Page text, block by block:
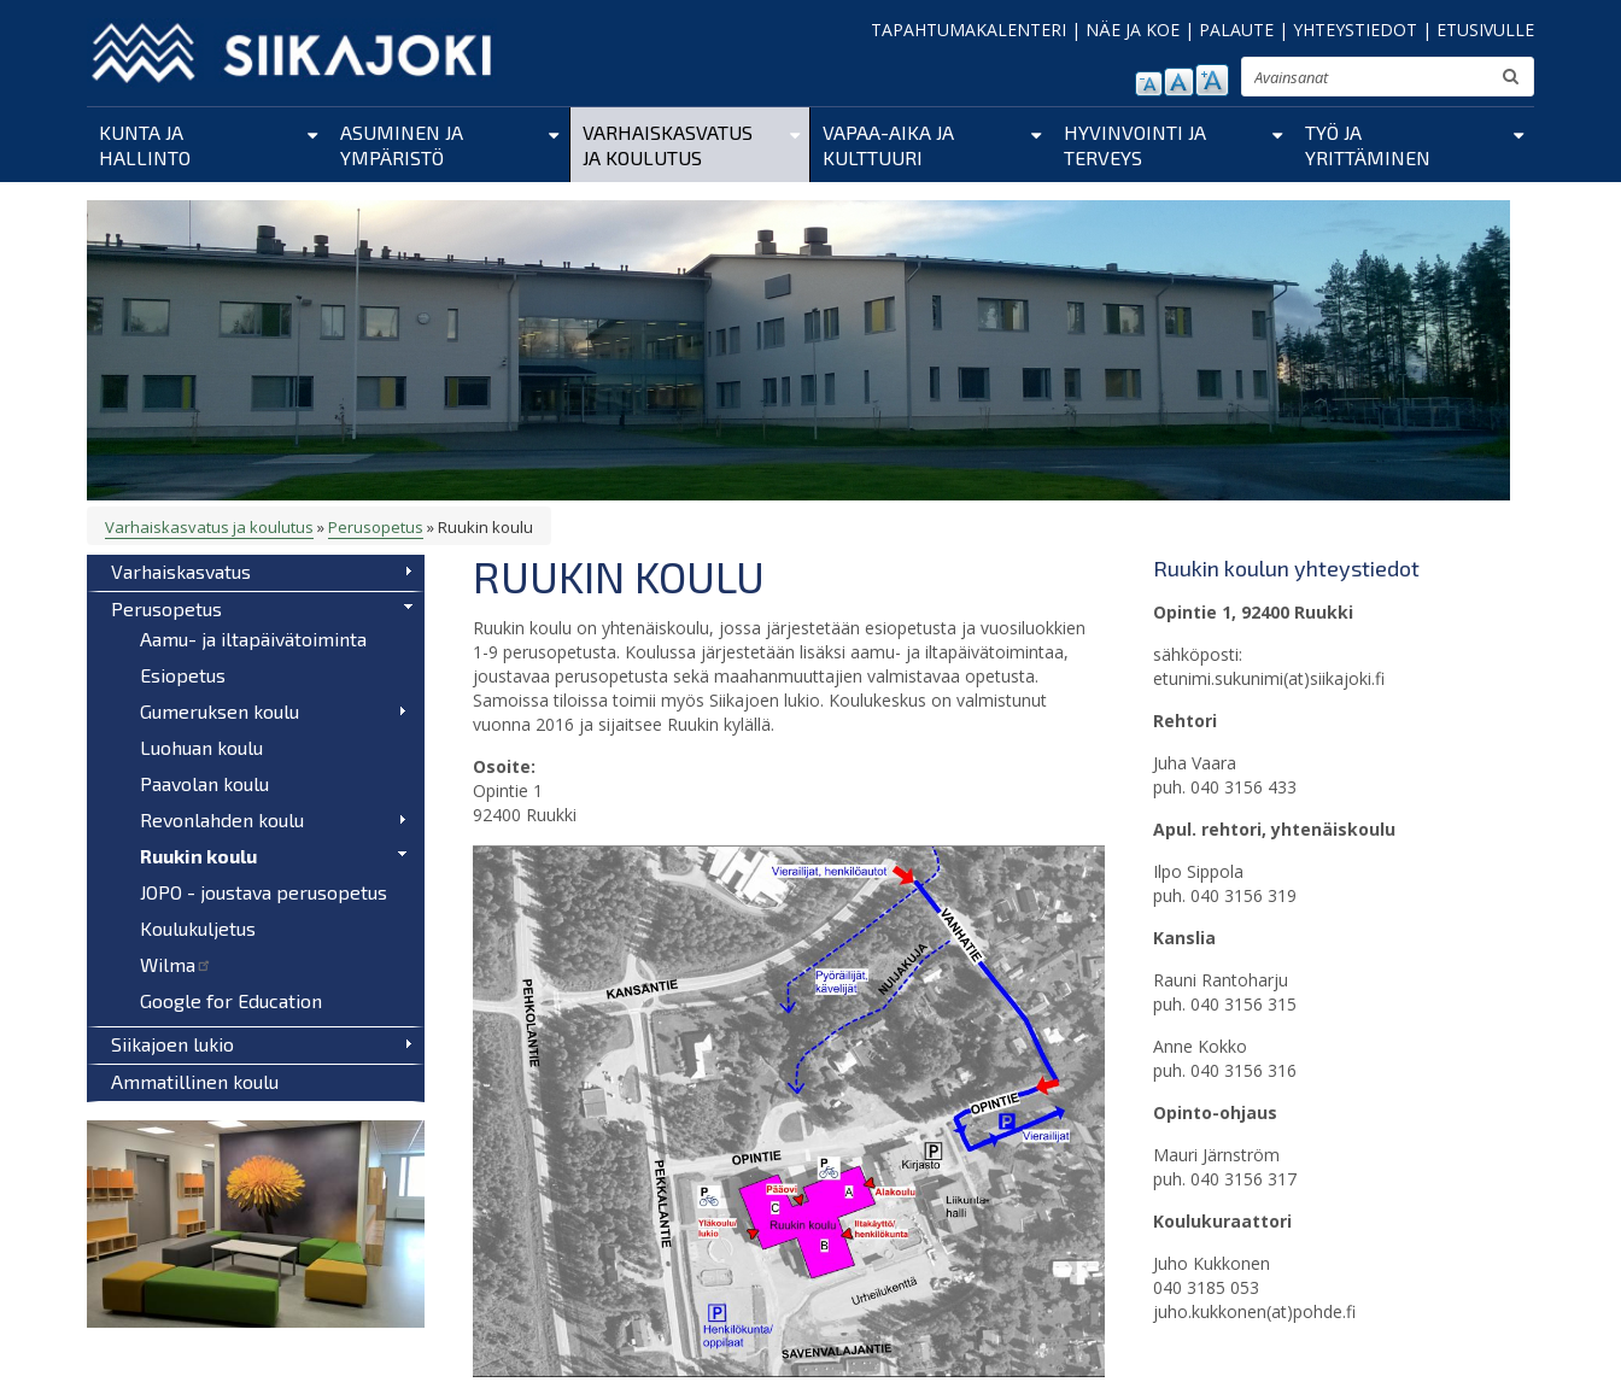
Hyppää
pääsisältöön
TAPAHTUMAKALENTERI | NÄE JA KOE | PALAUTE | YHTEYSTIEDOT | ETUSIVULLE
Etsi
KUNTA JA
HALLINTO
ASUMINEN JA
YMPÄRISTÖ
VARHAISKASVATUS
JA KOULUTUS
VAPAA-AIKA JA
KULTTUURI
HYVINVOINTI JA
TERVEYS
TYÖ JA
YRITTÄMINEN
MURUPOLKU
Varhaiskasvatus ja koulutus Perusopetus Ruukin koulu
Varhaiskasvatus
Perusopetus
Aamu- ja iltapäivätoiminta
Esiopetus
Gumeruksen koulu
Luohuan koulu
Paavolan koulu
Revonlahden koulu
Ruukin koulu
JOPO - joustava perusopetus
Koulukuljetus
Wilma
Google for Education
Siikajoen lukio
Ammatillinen koulu
RUUKIN KOULU
Ruukin koulu on yhtenäiskoulu, jossa järjestetään esiopetusta ja vuosiluokkien
1-9 perusopetusta. Koulussa järjestetään lisäksi aamu- ja iltapäivätoimintaa,
joustavaa perusopetusta sekä maahanmuuttajien valmistavaa opetusta.
Samoissa tiloissa toimii myös Siikajoen lukio. Koulukeskus on valmistunut
vuonna 2016 ja sijaitsee Ruukin kylällä.
Osoite:
Opintie 1
92400 Ruukki
Ruukin koulun yhteystiedot
Opintie 1, 92400 Ruukki
sähköposti:
etunimi.sukunimi(at)siikajoki.fi
Rehtori
Juha Vaara
puh. 040 3156 433
Apul. rehtori, yhtenäiskoulu
Ilpo Sippola
puh. 040 3156 319
Kanslia
Rauni Rantoharju
puh. 040 3156 315
Anne Kokko
puh. 040 3156 316
Opinto-ohjaus
Mauri Järnström
puh. 040 3156 317
Koulukuraattori
Juho Kukkonen
040 3185 053
juho.kukkonen(at)pohde.fi